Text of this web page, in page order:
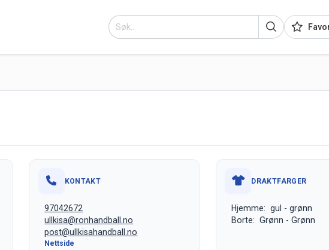
KONTAKT
97042672
ullkisa@ronhandball.no
post@ullkisahandball.no
Nettside
DRAKTFARGER
Hjemme: gul - grønn
Borte: Grønn - Grønn